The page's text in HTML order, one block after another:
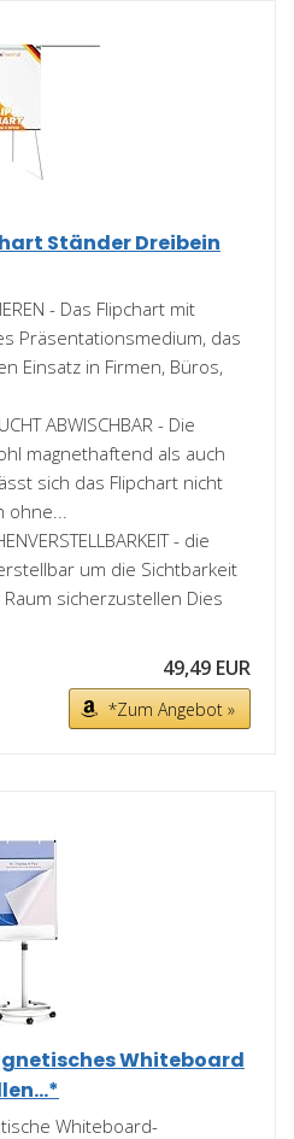
Ständer Dreibein
- Das Flipchart mit
Präsentationsmedium, das
Einsatz in Firmen, Büros,
ABWISCHBAR - Die
magnethaftend als auch
sich das Flipchart nicht
ohne...
- die
um die Sichtbarkeit
sicherzustellen Dies
49,49 EUR
*Zum Angebot »
Whiteboard
Whiteboard-